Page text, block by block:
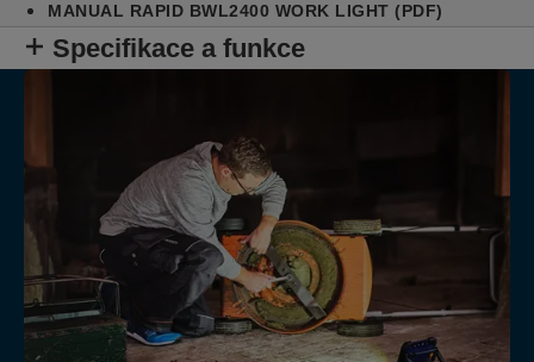
MANUAL RAPID BWL2400 WORK LIGHT (PDF)
Specifikace a funkce